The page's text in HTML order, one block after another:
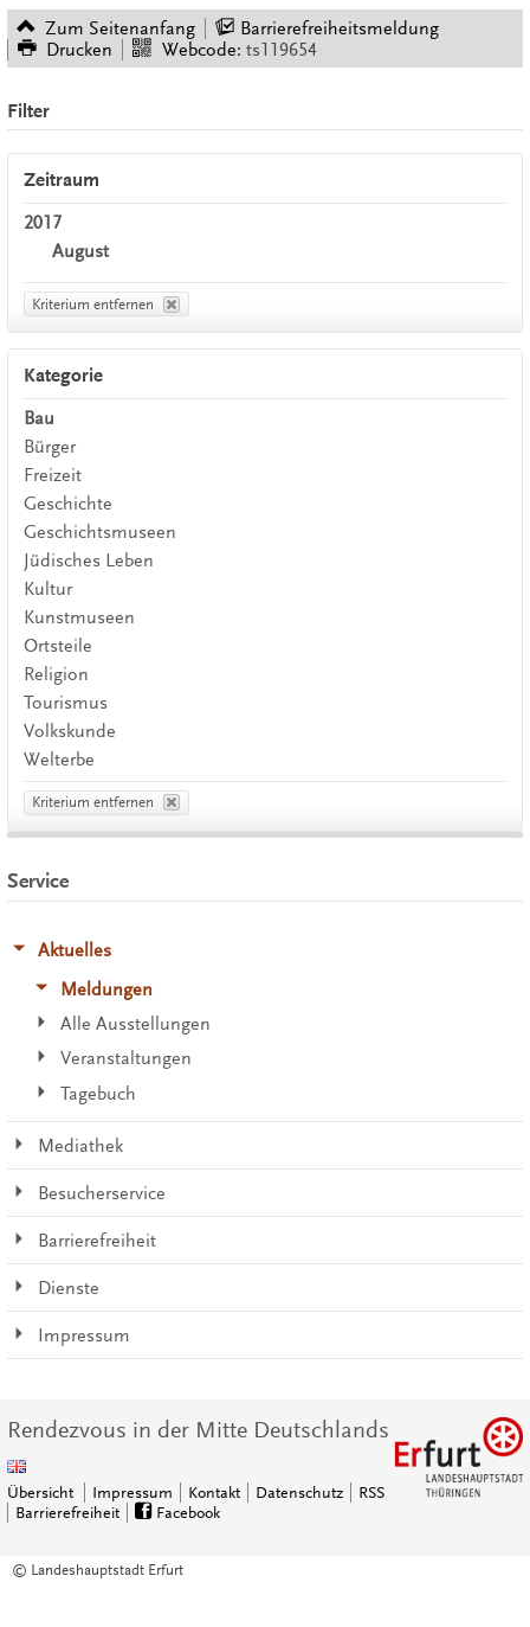
Zum Seitenanfang
Barrierefreiheitsmeldung
Drucken
Webcode: ts119654
Filter
Zeitraum
2017
August
Kriterium entfernen
Kategorie
Bau
Bürger
Freizeit
Geschichte
Geschichtsmuseen
Jüdisches Leben
Kultur
Kunstmuseen
Ortsteile
Religion
Tourismus
Volkskunde
Welterbe
Kriterium entfernen
Service
Aktuelles
Meldungen
Alle Ausstellungen
Veranstaltungen
Tagebuch
Mediathek
Besucherservice
Barrierefreiheit
Dienste
Impressum
Rendezvous in der Mitte Deutschlands
Übersicht Impressum Kontakt Datenschutz
RSS
Barrierefreiheit
Facebook
© Landeshauptstadt Erfurt